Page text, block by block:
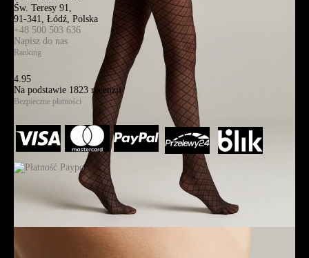
Św. Teresy 91,
91-341, Łódź, Polska
+48 500 503 636
Napisz do nas
Ranking
4.95
Na podstawie 1823 recenzji
Bezpieczne płatności